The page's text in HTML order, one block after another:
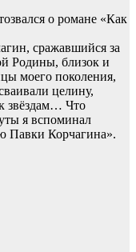
о романе «Как
сражавшийся за
Родины, близок и
моего поколения,
целину,
звёздам… Что
я вспоминал
Павки Корчагина».